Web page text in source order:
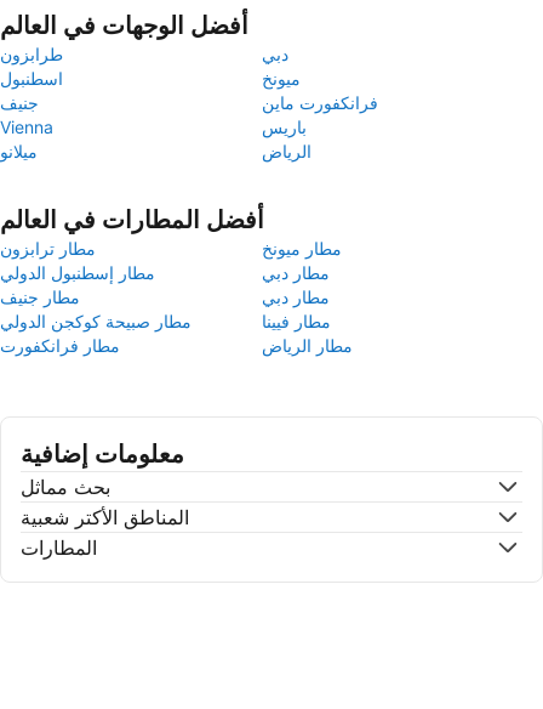
أفضل الوجهات في العالم
طرابزون
دبي
اسطنبول
ميونخ
جنيف
فرانكفورت ماين
Vienna
باريس
ميلانو
الرياض
أفضل المطارات في العالم
مطار ترابزون
مطار ميونخ
مطار إسطنبول الدولي
مطار دبي
مطار جنيف
مطار دبي
مطار صبيحة كوكجن الدولي
مطار فيينا
مطار فرانكفورت
مطار الرياض
معلومات إضافية
بحث مماثل
المناطق الأكتر شعبية
المطارات